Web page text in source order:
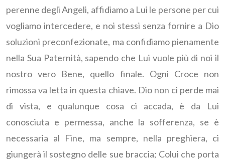
perenne degli Angeli, affidiamo a Lui le persone per cui
vogliamo intercedere, e noi stessi senza fornire a Dio
soluzioni preconfezionate, ma confidiamo pienamente
nella Sua Paternità, sapendo che Lui vuole più di noi il
nostro vero Bene, quello finale. Ogni Croce non
rimossa va letta in questa chiave. Dio non ci perde mai
di vista, e qualunque cosa ci accada, è da Lui
conosciuta e permessa, anche la sofferenza, se è
necessaria al Fine, ma sempre, nella preghiera, ci
giungerà il sostegno delle sue braccia; Colui che porta